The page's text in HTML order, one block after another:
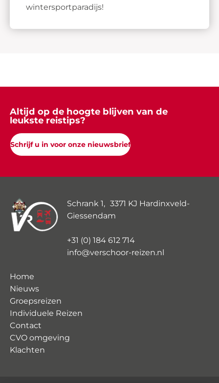
wintersportparadijs!
Altijd op de hoogte blijven van de
leukste reistips?
Schrijf u in voor onze nieuwsbrief
Schrank 1, 3371 KJ Hardinxveld-
Giessendam
+31 (0) 184 612 714
info@verschoor-reizen.nl
Home
Nieuws
Groepsreizen
Individuele Reizen
Contact
CVO omgeving
Klachten